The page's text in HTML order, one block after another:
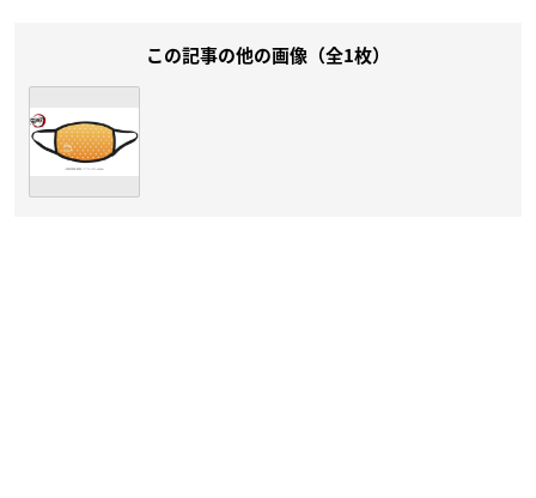
この記事の他の画像（全1枚）